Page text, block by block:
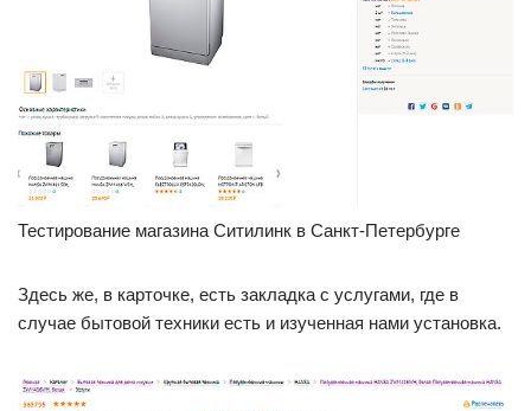
Тестирование магазина Ситилинк в Санкт-Петербурге
Здесь же, в карточке, есть закладка с услугами, где в
случае бытовой техники есть и изученная нами установка.